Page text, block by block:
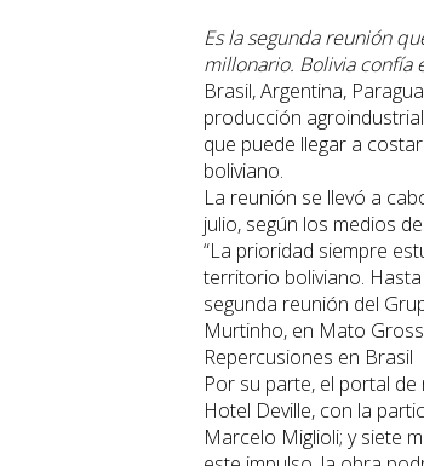
Es la segunda reunión
millonario. Bolivia confía
Brasil, Argentina,
producción
que puede llegar a
boliviano.
La reunión se llevó a
julio, según los medios
“La prioridad siempre
territorio boliviano.
segunda reunión del
Murtinho, en Mato
Repercusiones en Brasil
Por su parte, el portal
Hotel Deville, con la
Marcelo Miglioli; y siete